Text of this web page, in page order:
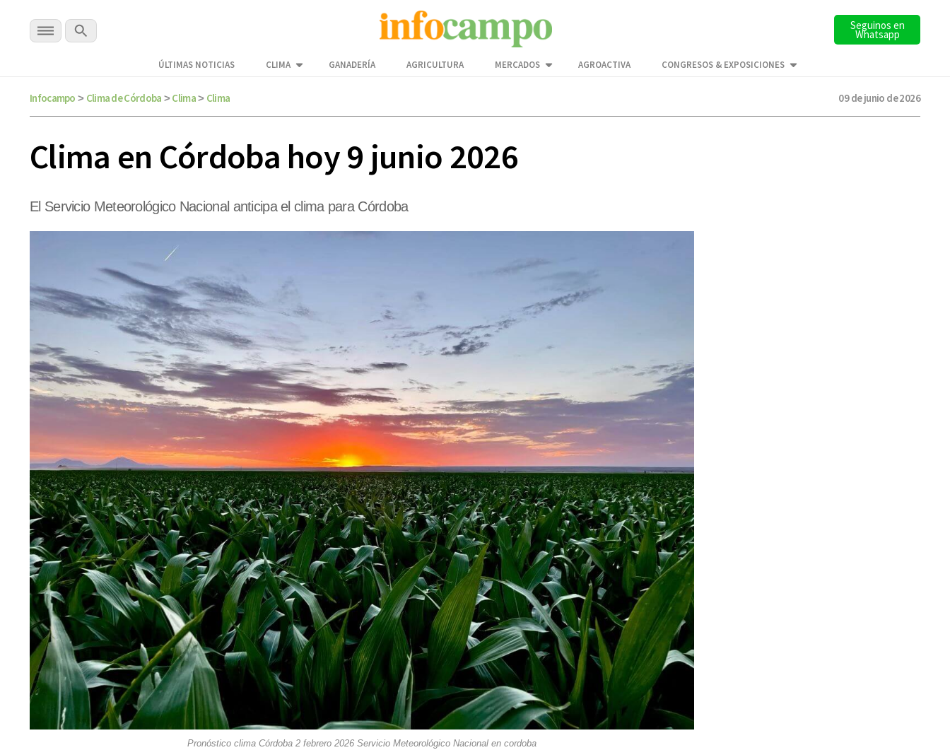
Seguinos en
Whatsapp
ÚLTIMAS NOTICIAS CLIMA GANADERÍA AGRICULTURA MERCADOS AGROACTIVA CONGRESOS & EXPOSICIONES
Infocampo > Clima de Córdoba > Clima> Clima 09 de junio de 2026
Clima en Córdoba hoy 9 junio 2026
El Servicio Meteorológico Nacional anticipa el clima para Córdoba
Pronóstico clima Córdoba 2 febrero 2026 Servicio Meteorológico Nacional en cordoba